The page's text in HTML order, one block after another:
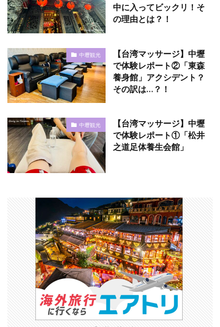
中に入ってビックリ！そ
の理由とは？！
中壢観光
【台湾マッサージ】中壢
で体験レポート②「東森
養身館」アクシデント？
その訳は…？！
中壢観光
【台湾マッサージ】中壢
で体験レポート①「松井
之道足体養生会館」